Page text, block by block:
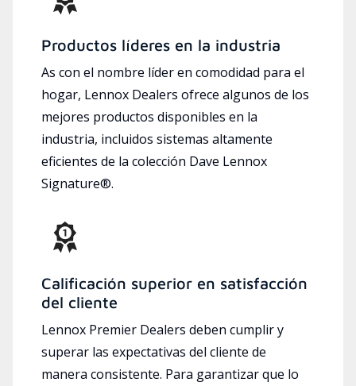
Productos líderes en la industria
As con el nombre líder en comodidad para el
hogar, Lennox Dealers ofrece algunos de los
mejores productos disponibles en la
industria, incluidos sistemas altamente
eficientes de la colección Dave Lennox
Signature®.
Calificación superior en satisfacción
del cliente
Lennox Premier Dealers deben cumplir y
superar las expectativas del cliente de
manera consistente. Para garantizar que lo